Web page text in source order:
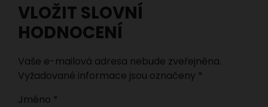
VLOŽIT SLOVNÍ
HODNOCENÍ
Vaše e-mailová adresa nebude zveřejněna.
Vyžadované informace jsou označeny *
Jméno *